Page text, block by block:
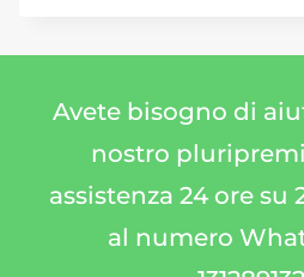
Avete bisogno di
nostro
assistenza 24 ore su
al numero